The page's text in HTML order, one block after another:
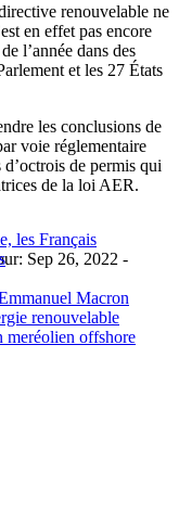
renouvelable ne
en effet pas encore
l’année dans des
et les 27 États
les conclusions de
voie réglementaire
de permis qui
de la loi AER.
les Français
Sep 26, 2022 -
Macron
renouvelable
meréolien offshore